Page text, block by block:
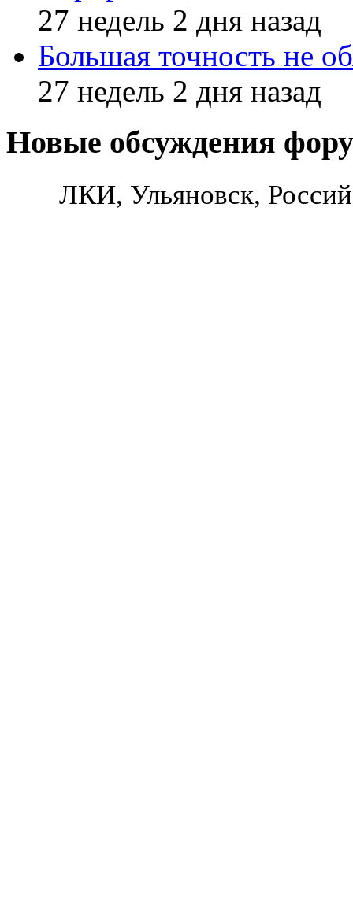
27 недель 2 дня назад
Большая точность не
27 недель 2 дня назад
Новые обсуждения
ЛКИ, Ульяновск,